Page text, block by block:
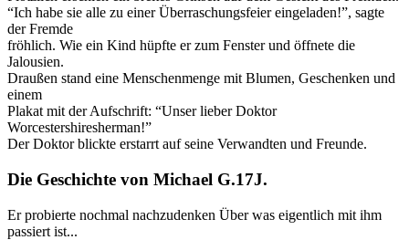
“Ich habe sie alle zu einer Überraschungsfeier eingeladen!”, sagte
der Fremde
fröhlich. Wie ein Kind hüpfte er zum Fenster und öffnete die
Jalousien.
Draußen stand eine Menschenmenge mit Blumen, Geschenken und
einem
Plakat mit der Aufschrift: “Unser lieber Doktor
Worcestershiresherman!”
Der Doktor blickte erstarrt auf seine Verwandten und Freunde.
Die Geschichte von Michael G.17J.
Er probierte nochmal nachzudenken Über was eigentlich mit ihm
passiert ist...